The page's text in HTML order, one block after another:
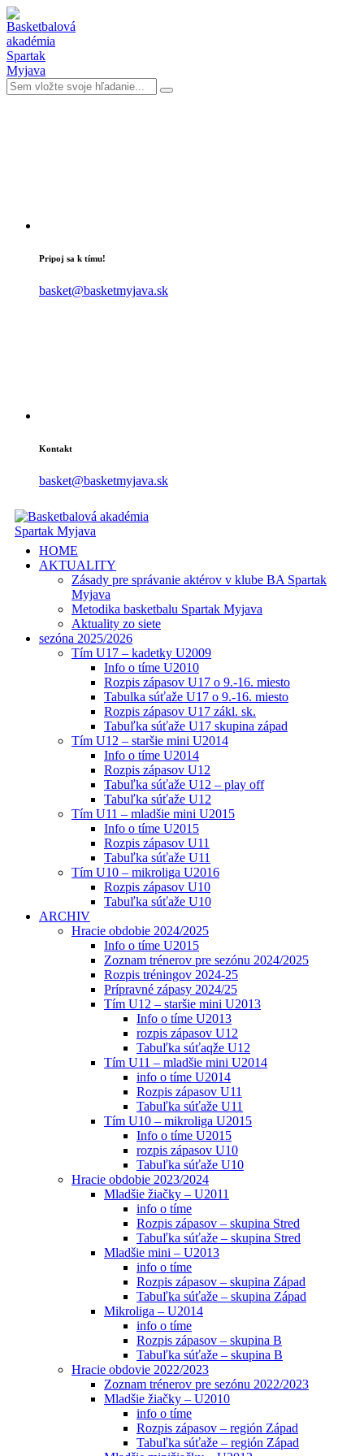
Pripoj sa k tímu!
basket@basketmyjava.sk
Kontakt
basket@basketmyjava.sk
HOME
AKTUALITY
Zásady pre správanie aktérov v klube BA Spartak
Myjava
Metodika basketbalu Spartak Myjava
Aktuality zo siete
sezóna 2025/2026
Tím U17 – kadetky U2009
Info o tíme U2010
Rozpis zápasov U17 o 9.-16. miesto
Tabulka súťaže U17 o 9.-16. miesto
Rozpis zápasov U17 zákl. sk.
Tabuľka súťaže U17 skupina západ
Tím U12 – staršie mini U2014
Info o tíme U2014
Rozpis zápasov U12
Tabuľka súťaže U12 – play off
Tabuľka súťaže U12
Tím U11 – mladšie mini U2015
Info o tíme U2015
Rozpis zápasov U11
Tabuľka súťaže U11
Tím U10 – mikroliga U2016
Rozpis zápasov U10
Tabuľka súťaže U10
ARCHIV
Hracie obdobie 2024/2025
Info o tíme U2015
Zoznam trénerov pre sezónu 2024/2025
Rozpis tréningov 2024-25
Prípravné zápasy 2024/25
Tím U12 – staršie mini U2013
Info o tíme U2013
rozpis zápasov U12
Tabuľka súťaqže U12
Tím U11 – mladšie mini U2014
info o tíme U2014
Rozpis zápasov U11
Tabuľka súťaže U11
Tím U10 – mikroliga U2015
Info o tíme U2015
rozpis zápasov U10
Tabuľka súťaže U10
Hracie obdobie 2023/2024
Mladšie žiačky – U2011
info o tíme
Rozpis zápasov – skupina Stred
Tabuľka súťaže – skupina Stred
Mladšie mini – U2013
info o tíme
Rozpis zápasov – skupina Západ
Tabuľka súťaže – skupina Západ
Mikroliga – U2014
info o tíme
Rozpis zápasov – skupina B
Tabuľka súťaže – skupina B
Hracie obdovie 2022/2023
Zoznam trénerov pre sezónu 2022/2023
Mladšie žiačky – U2010
info o tíme
Rozpis zápasov – región Západ
Tabuľka súťaže – región Západ